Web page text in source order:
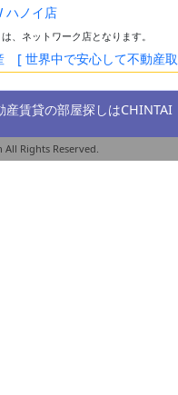
ハノイ店
、ネットワーク店となります。
[ 世界中で安心して不動産
産賃貸の部屋探しはCHINTAI
Rights Reserved.